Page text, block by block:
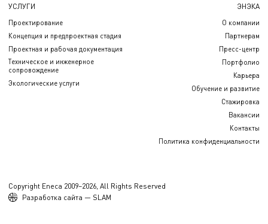
УСЛУГИ
Проектирование
Концепция и предпроектная стадия
Проектная и рабочая документация
Техническое и инженерное
сопровождение
Экологические услуги
ЭНЭКА
О компании
Партнерам
Пресс-центр
Портфолио
Карьера
Обучение и развитие
Стажировка
Вакансии
Контакты
Политика конфиденциальности
Copyright Eneca 2009–2026, All Rights Reserved
Разработка сайта — SLAM